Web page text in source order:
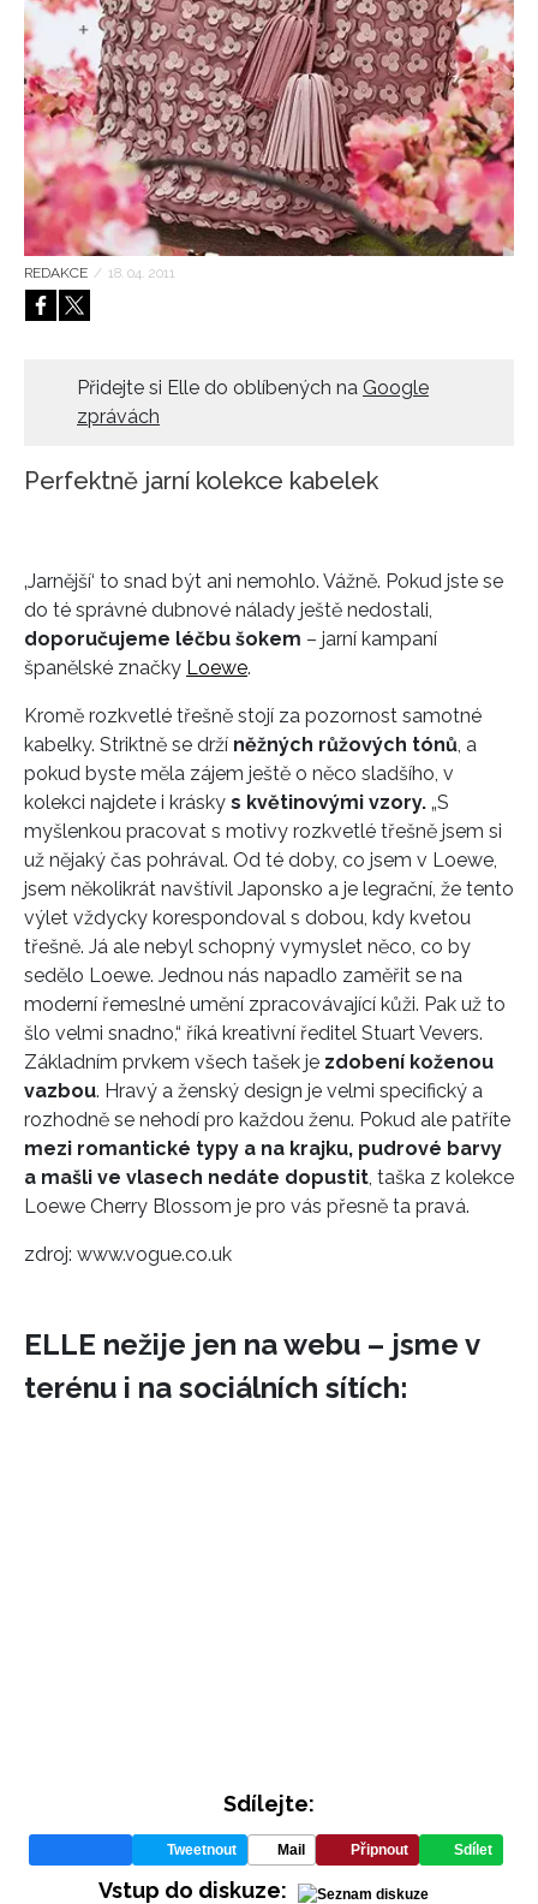
HOME
INFORMACE
REDAKCE / 18. 04. 2011
Přidejte si Elle do oblíbených na Google
zprávách
Perfektně jarní kolekce kabelek
‚Jarnější‘ to snad být ani nemohlo. Vážně. Pokud jste se
do té správné dubnové nálady ještě nedostali,
doporučujeme léčbu šokem – jarní kampaní
španělské značky Loewe.
Kromě rozkvetlé třešně stojí za pozornost samotné
kabelky. Striktně se drží něžných růžových tónů , a
pokud byste měla zájem ještě o něco sladšího, v
kolekci najdete i krásky s květinovými vzory. „S
myšlenkou pracovat s motivy rozkvetlé třešně jsem si
už nějaký čas pohrával. Od té doby, co jsem v Loewe,
jsem několikrát navštívil Japonsko a je legrační, že tento
výlet vždycky korespondoval s dobou, kdy kvetou
třešně. Já ale nebyl schopný vymyslet něco, co by
sedělo Loewe. Jednou nás napadlo zaměřit se na
moderní řemeslné umění zpracovávající kůži. Pak už to
šlo velmi snadno,“ říká kreativní ředitel Stuart Vevers.
Základním prvkem všech tašek je zdobení koženou
vazbou. Hravý a ženský design je velmi specifický a
rozhodně se nehodí pro každou ženu. Pokud ale patříte
mezi romantické typy a na krajku, pudrové barvy
a mašli ve vlasech nedáte dopustit , taška z kolekce
Loewe Cherry Blossom je pro vás přesně ta pravá.
zdroj: www.vogue.co.uk
ELLE nežije jen na webu – jsme v
terénu i na sociálních sítích:
Sdílejte:
Tweetnout Mail Připnout Sdílet
Vstup do diskuze: